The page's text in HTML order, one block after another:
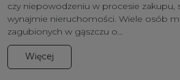
czy niepowodzeniu w procesie zakupu,
wynajmie nieruchomości. Wiele osób
zagubionych w gąszczu o...
Więcej